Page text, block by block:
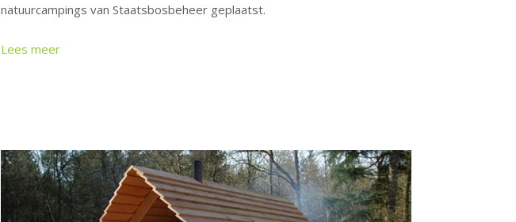
natuurcampings van Staatsbosbeheer geplaatst.
Lees meer